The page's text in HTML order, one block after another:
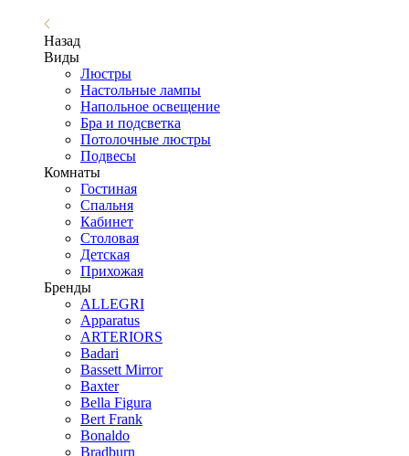
Назад
Виды
Люстры
Настольные лампы
Напольное освещение
Бра и подсветка
Потолочные люстры
Подвесы
Комнаты
Гостиная
Спальня
Кабинет
Столовая
Детская
Прихожая
Бренды
ALLEGRI
Apparatus
ARTERIORS
Badari
Bassett Mirror
Baxter
Bella Figura
Bert Frank
Bonaldo
Bradburn